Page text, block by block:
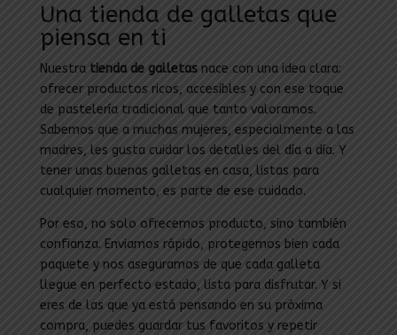
Una tienda de galletas que
piensa en ti
Nuestra tienda de galletasnace con una idea clara:
ofrecer productos ricos, accesibles y con ese toque
de pastelería tradicional que tanto valoramos.
Sabemos que a muchas mujeres, especialmente a las
madres, les gusta cuidar los detalles del día a día. Y
tener unas buenas galletas en casa, listas para
cualquier momento, es parte de ese cuidado.
Por eso, no solo ofrecemos producto, sino también
confianza. Enviamos rápido, protegemos bien cada
paquete y nos aseguramos de que cada galleta
llegue en perfecto estado, lista para disfrutar. Y si
eres de las que ya está pensando en su próxima
compra, puedes guardar tus favoritos y repetir